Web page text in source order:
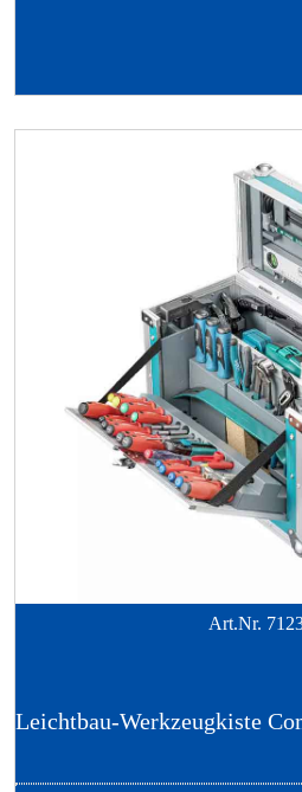
Art.Nr.
Leichtbau-Werkzeugkiste